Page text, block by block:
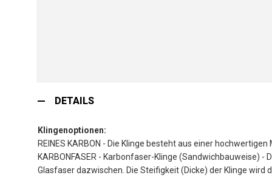
Anfang
springen
DETAILS
Klingenoptionen:
REINES KARBON - Die Klinge besteht aus einer
KARBONFASER - Karbonfaser-Klinge (Sandwichbauweise)
Glasfaser dazwischen. Die Steifigkeit (Dicke) der Klinge